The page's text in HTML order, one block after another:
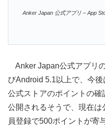
Anker Japan 公式アプリ – App
Anker Japan公式アプリ
びAndroid 5.1以上で、今
公式ストアのポイントの
公開されるそうで、現在
員登録で500ポイントが寄